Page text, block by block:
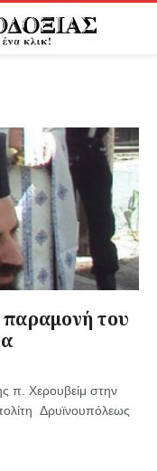
του
π. Χερουβείμ στην
Δρυϊνουπόλεως